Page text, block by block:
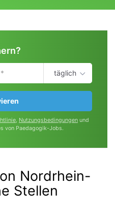
täglich
, Nutzungsbedingungen und
von Paedagogik-Jobs.
Nordrhein-
Stellen